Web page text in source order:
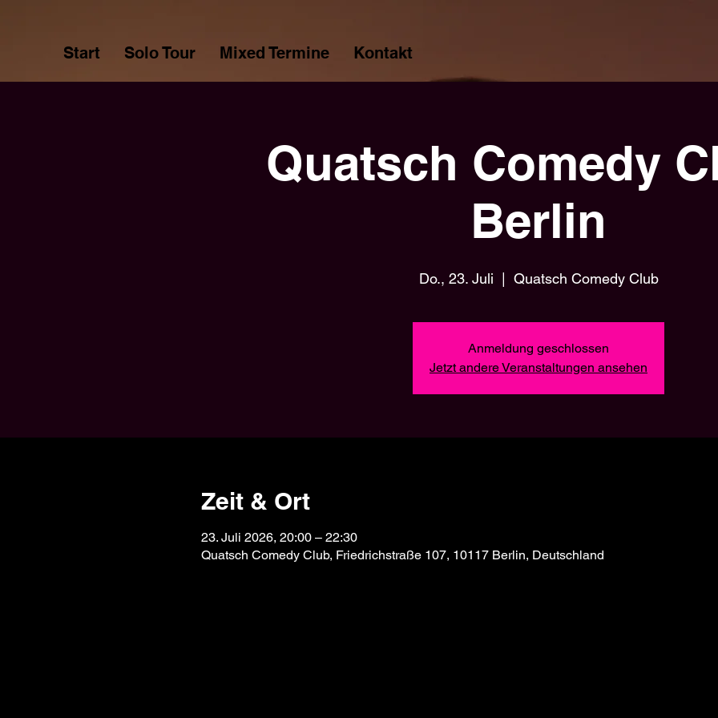
Start Solo Tour Mixed Termine Kontakt
Quatsch Comedy
Berlin
Do., 23. Juli Quatsch Comedy Club
Anmeldung geschlossen
Jetzt andere Veranstaltungen ansehen
Zeit & Ort
23. Juli 2026, 20:00 – 22:30
Quatsch Comedy Club, Friedrichstraße 107, 10117 Berlin, Deutschland